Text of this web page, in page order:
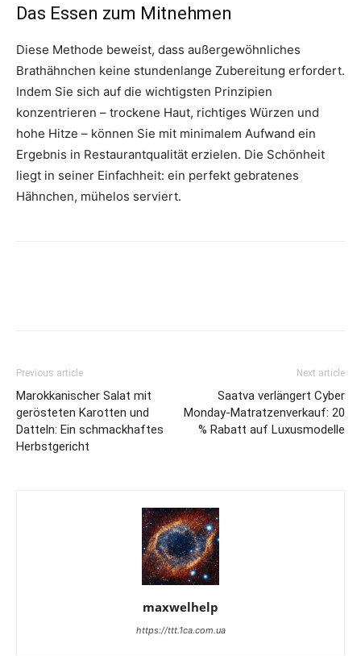
Das Essen zum Mitnehmen
Diese Methode beweist, dass außergewöhnliches
Brathähnchen keine stundenlange Zubereitung erfordert.
Indem Sie sich auf die wichtigsten Prinzipien
konzentrieren – trockene Haut, richtiges Würzen und
hohe Hitze – können Sie mit minimalem Aufwand ein
Ergebnis in Restaurantqualität erzielen. Die Schönheit
liegt in seiner Einfachheit: ein perfekt gebratenes
Hähnchen, mühelos serviert.
Previous article
Marokkanischer Salat mit
gerösteten Karotten und
Datteln: Ein schmackhaftes
Herbstgericht
Next article
Saatva verlängert Cyber
Monday-Matratzenverkauf: 20
% Rabatt auf Luxusmodelle
maxwelhelp
https://ttt.1ca.com.ua